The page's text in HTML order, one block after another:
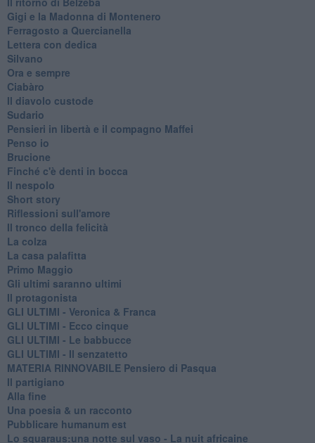
Gigi e la Madonna di Montenero
Ferragosto a Quercianella
Lettera con dedica
Silvano
Ora e sempre
Ciabàro
Il diavolo custode
Sudario
Pensieri in libertà e il compagno Maffei
Penso io
Brucione
Finché c'è denti in bocca
Il nespolo
Short story
Riflessioni sull'amore
Il tronco della felicità
La colza
La casa palafitta
Primo Maggio
Gli ultimi saranno ultimi
Il protagonista
GLI ULTIMI - Veronica & Franca
GLI ULTIMI - Ecco cinque
GLI ULTIMI - Le babbucce
GLI ULTIMI - Il senzatetto
MATERIA RINNOVABILE Pensiero di Pasqua
Il partigiano
Alla fine
Una poesia & un racconto
Pubblicare humanum est
Lo squaraus:una notte sul vaso - La nuit africaine